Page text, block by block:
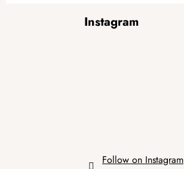
Instagram
Follow on Instagram